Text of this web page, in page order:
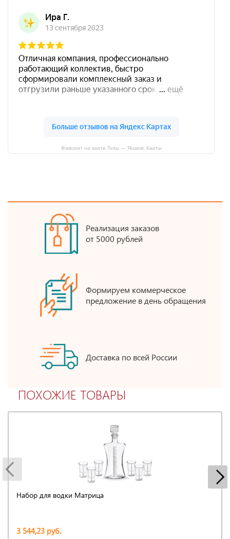
Фаворит на карте Тулы — Яндекс Карты
Реализация заказов
от 5000 рублей
Формируем коммерческое
предложение в день обращения
Доставка по всей России
ПОХОЖИЕ ТОВАРЫ
Набор для водки Матрица
3 544,23 руб.